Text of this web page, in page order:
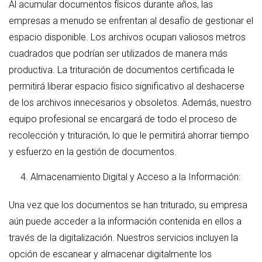
Al acumular documentos físicos durante años, las
empresas a menudo se enfrentan al desafío de gestionar el
espacio disponible. Los archivos ocupan valiosos metros
cuadrados que podrían ser utilizados de manera más
productiva. La trituración de documentos certificada le
permitirá liberar espacio físico significativo al deshacerse
de los archivos innecesarios y obsoletos. Además, nuestro
equipo profesional se encargará de todo el proceso de
recolección y trituración, lo que le permitirá ahorrar tiempo
y esfuerzo en la gestión de documentos.
Almacenamiento Digital y Acceso a la Información:
Una vez que los documentos se han triturado, su empresa
aún puede acceder a la información contenida en ellos a
través de la digitalización. Nuestros servicios incluyen la
opción de escanear y almacenar digitalmente los